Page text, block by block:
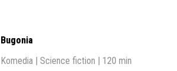
Bugonia
Komedia | Science fiction | 120 min